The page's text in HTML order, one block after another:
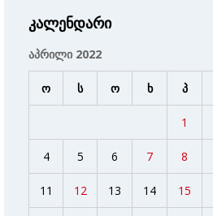
კალენდარი
აპრილი 2022
ო ს ო ხ პ
1
4 5 6 7 8
11 12 13 14 15